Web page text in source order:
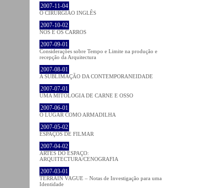
2007-11-04
O CIRURGIÃO INGLÊS
2007-10-02
NÓS E OS CARROS
2007-09-01
Considerações sobre Tempo e Limite na produção e
recepção da Arquitectura
2007-08-01
A SUBLIMAÇÃO DA CONTEMPORANEIDADE
2007-07-01
UMA MITOLOGIA DE CARNE E OSSO
2007-06-01
O LUGAR COMO ARMADILHA
2007-05-02
ESPAÇOS DE FILMAR
2007-04-02
ARTES DO ESPAÇO:
ARQUITECTURA/CENOGRAFIA
2007-03-01
TERRAIN VAGUE – Notas de Investigação para uma
Identidade